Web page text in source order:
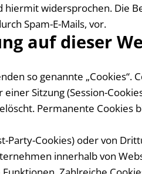
widersprochen. Die
Spam-E-Mails, vor.
auf dieser
so genannte „Cookies“.
Sitzung (Session-
Permanente
Party-Cookies) oder von
innerhalb von